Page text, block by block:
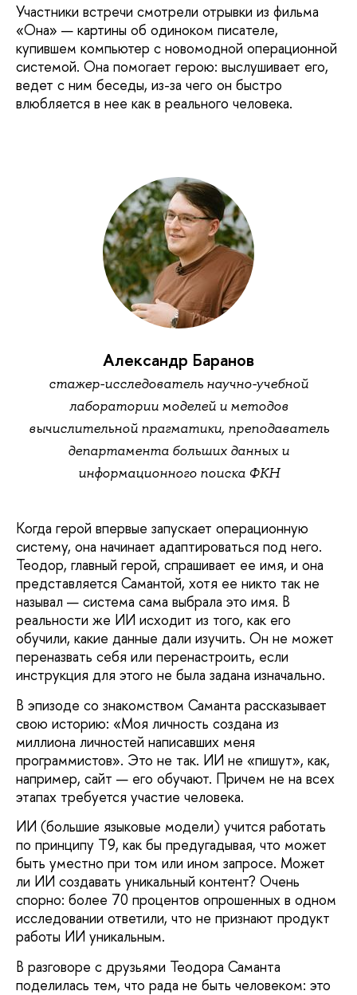
Участники встречи смотрели отрывки из фильма
«Она» — картины об одиноком писателе,
купившем компьютер с новомодной операционной
системой. Она помогает герою: выслушивает его,
ведет с ним беседы, из-за чего он быстро
влюбляется в нее как в реального человека.
Александр Баранов
стажер-исследователь научно-учебной
лаборатории моделей и методов
вычислительной прагматики, преподаватель
департамента больших данных и
информационного поиска ФКН
Когда герой впервые запускает операционную
систему, она начинает адаптироваться под него.
Теодор, главный герой, спрашивает ее имя, и она
представляется Самантой, хотя ее никто так не
называл — система сама выбрала это имя. В
реальности же ИИ исходит из того, как его
обучили, какие данные дали изучить. Он не может
переназвать себя или перенастроить, если
инструкция для этого не была задана изначально.
В эпизоде со знакомством Саманта рассказывает
свою историю: «Моя личность создана из
миллиона личностей написавших меня
программистов». Это не так. ИИ не «пишут», как,
например, сайт — его обучают. Причем не на всех
этапах требуется участие человека.
ИИ (большие языковые модели) учится работать
по принципу Т9, как бы предугадывая, что может
быть уместно при том или ином запросе. Может
ли ИИ создавать уникальный контент? Очень
спорно: более 70 процентов опрошенных в одном
исследовании ответили, что не признают продукт
работы ИИ уникальным.
В разговоре с друзьями Теодора Саманта
поделилась тем, что рада не быть человеком: это